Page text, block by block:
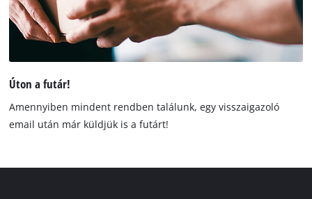
Úton a futár!
Amennyiben mindent rendben találunk, egy visszaigazoló
email után már küldjük is a futárt!